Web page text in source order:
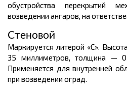
обустройства перекрытий
возведении ангаров, на
Стеновой
Маркируется литерой «С».
35 миллиметров, толщина —
Применяется для внутренней
при возведении оград.